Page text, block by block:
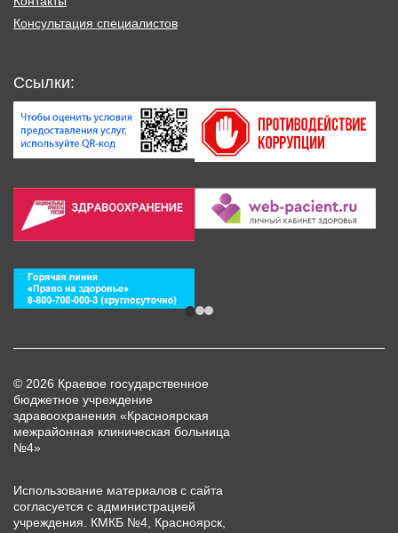
Консультация специалистов
Ссылки:
© 2026 Краевое государственное
бюджетное учреждение
здравоохранения «Красноярская
межрайонная клиническая больница
№4»
Использование материалов с сайта
согласуется с администрацией
учреждения. КМКБ №4, Красноярск,